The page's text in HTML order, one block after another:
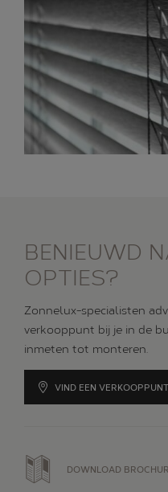
BENIEUWD
OPTIES?
Zonnelux-specialisten
verkooppunt bij je in de
inmeten tot monteren.
VIND EEN VERKOOPPUNT
DOWNLOAD